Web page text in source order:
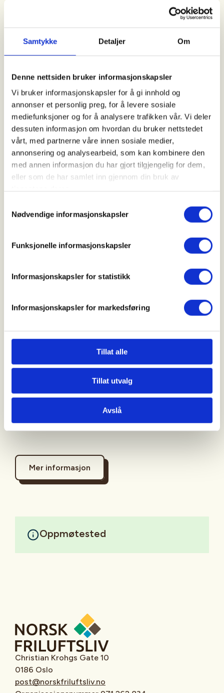
Samtykke Detaljer Om
Denne nettsiden bruker informasjonskapsler
Vi bruker informasjonskapsler for å gi innhold og
annonser et personlig preg, for å levere sosiale
mediefunksjoner og for å analysere trafikken vår. Vi deler
dessuten informasjon om hvordan du bruker nettstedet
vårt, med partnerne våre innen sosiale medier,
annonsering og analysearbeid, som kan kombinere den
med annen informasjon du har gjort tilgjengelig for dem,
eller som de har samlet inn gjennom din bruk av
Nødvendige informasjonskapsler
Funksjonelle informasjonskapsler
Informasjonskapsler for statistikk
Informasjonskapsler for markedsføring
Tillat alle
Tillat utvalg
Avslå
Kl. 07.00 - 15.00
Kontaktperson
https://41320988
einar.angell@tess.no
Vi vil arrangere introjakt for alle på vårt jaktterreng
Mer informasjon vil komme angående utstyr, hund,
Påmelding gjøres på telefon eller mail til Einar
Ungdommer fra 14-26 år skal ha fortrinnsrett som
Sted:Busundvannet - Google Maps
Mer informasjon
Oppmøtested
Christian Krohgs Gate 10
0186 Oslo
post@norskfriluftsliv.no